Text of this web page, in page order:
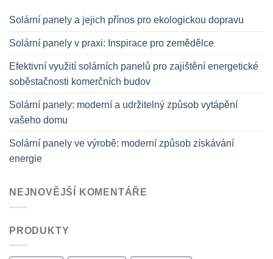
Solární panely a jejich přínos pro ekologickou dopravu
Solární panely v praxi: Inspirace pro zemědělce
Efektivní využití solárních panelů pro zajištění energetické
soběstačnosti komerčních budov
Solární panely: moderní a udržitelný způsob vytápění
vašeho domu
Solární panely ve výrobě: moderní způsob získávání
energie
NEJNOVĚJŠÍ KOMENTÁŘE
PRODUKTY